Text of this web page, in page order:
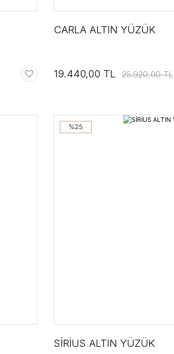
CARLA ALTIN YÜZÜK
19.440,00 TL 25.920,00 TL
%25
SİRİUS ALTIN YÜZÜK